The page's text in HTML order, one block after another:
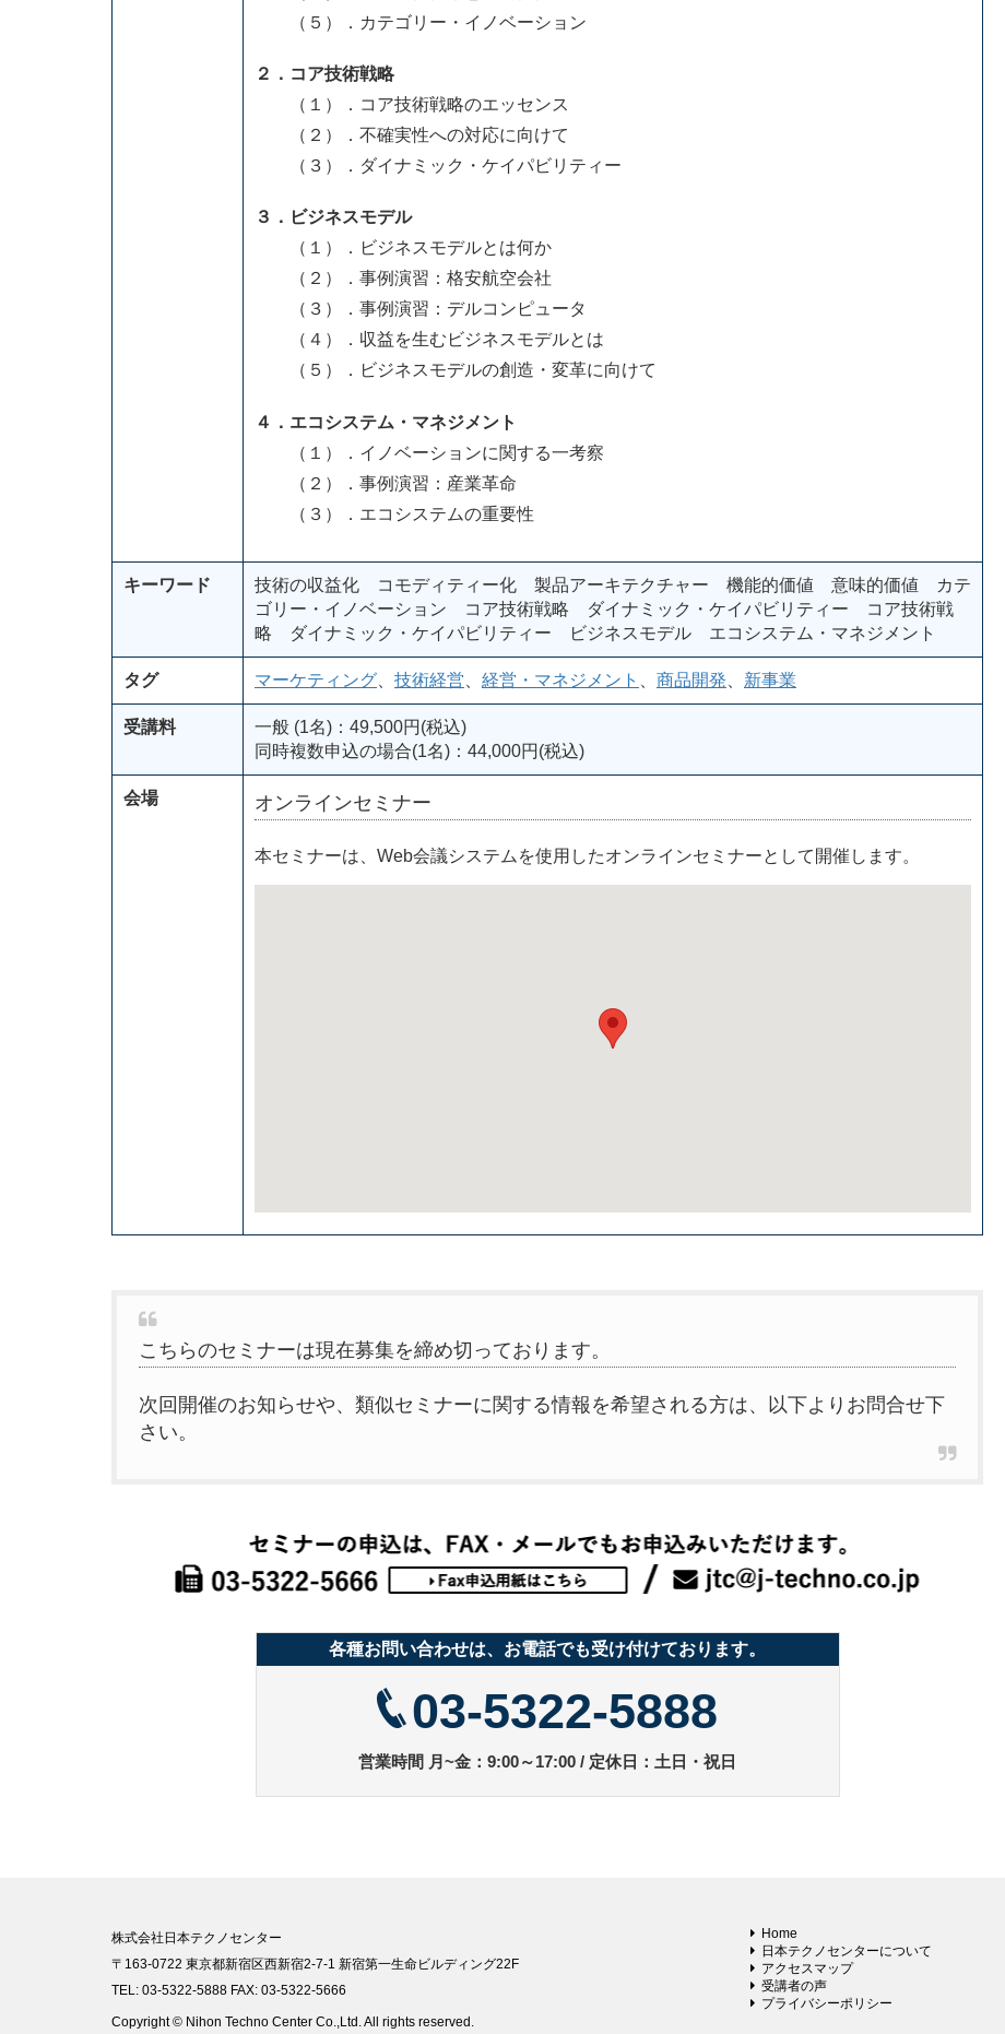
（５）．カテゴリー・イノベーション
２．コア技術戦略
（１）．コア技術戦略のエッセンス
（２）．不確実性への対応に向けて
（３）．ダイナミック・ケイパビリティー
３．ビジネスモデル
（１）．ビジネスモデルとは何か
（２）．事例演習：格安航空会社
（３）．事例演習：デルコンピュータ
（４）．収益を生むビジネスモデルとは
（５）．ビジネスモデルの創造・変革に向けて
４．エコシステム・マネジメント
（１）．イノベーションに関する一考察
（２）．事例演習：産業革命
（３）．エコシステムの重要性
キーワード
技術の収益化 コモディティー化 製品アーキテクチャー 機能的価値 意味的価値 カテ
ゴリー・イノベーション コア技術戦略 ダイナミック・ケイパビリティー コア技術戦
略 ダイナミック・ケイパビリティー ビジネスモデル エコシステム・マネジメント
タグ マーケティング 技術経営 経営・マネジメント 商品開発 新事業
受講料
一般 (1名)：49,500円(税込)
同時複数申込の場合(1名)：44,000円(税込)
会場 オンラインセミナー
本セミナーは、Web会議システムを使用したオンラインセミナーとして開催します。
こちらのセミナーは現在募集を締め切っております。
次回開催のお知らせや、類似セミナーに関する情報を希望される方は、以下よりお問合せ下
さい。
各種お問い合わせは、お電話でも受け付けております。
03-5322-5888
営業時間 月~金：9:00～17:00 / 定休日：土日・祝日
Home
日本テクノセンターについて
アクセスマップ
受講者の声
プライバシーポリシー
株式会社日本テクノセンター
〒163-0722 東京都新宿区西新宿2-7-1 新宿第一生命ビルディング22F
TEL: 03-5322-5888 FAX: 03-5322-5666
Copyright © Nihon Techno Center Co.,Ltd. All rights reserved.